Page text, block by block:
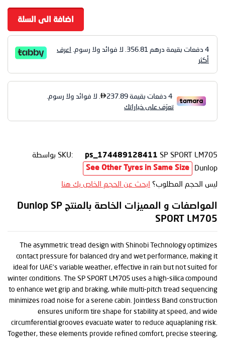
اضافة الى السلة
4 دفعات بقيمة درهم 356.81 . لا فوائد ولا رسوم. اعرف
أكثر
SKU: ps_174489128411 SP SPORT LM705
بواسطة
Dunlop
See Other Tyres in Same Size
ليس الحجم المطلوب؟ ابحث عن الحجم الخاص بك هنا
المواصفات و المميزات الخاصة بالمنتج Dunlop SP
SPORT LM705
The asymmetric tread design with Shinobi Technology optimizes
contact pressure for balanced dry and wet performance, making it
ideal for UAE’s variable weather, effective in rain but not suited for
winter conditions. The SP SPORT LM705 uses a high-silica compound
to enhance wet grip and braking, while multi-pitch tread sequencing
minimizes road noise for a serene cabin. Jointless Band construction
ensures uniform tire shape for stability at speed, and wide
circumferential grooves evacuate water to reduce aquaplaning risk.
Together, these elements provide refined comfort, precise steering,